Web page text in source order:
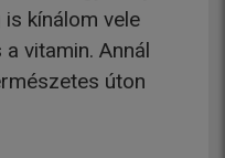
kínálom vele
vitamin. Annál
úton